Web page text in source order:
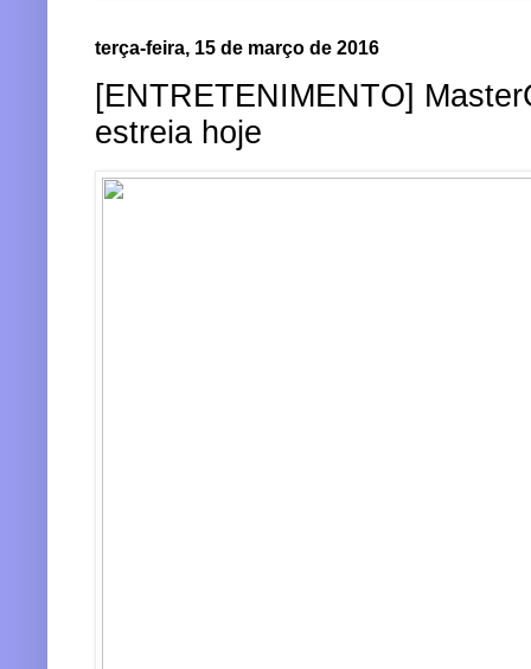
terça-feira, 15 de março de 2016
[ENTRETENIMENTO]
estreia hoje